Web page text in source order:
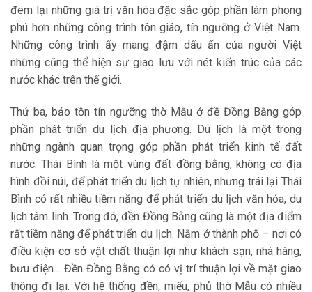
đem lại những giá trị văn hóa đặc sắc góp phần làm phong
phú hơn những công trình tôn giáo, tín ngưỡng ở Việt Nam.
Những công trình ấy mang đậm dấu ấn của người Việt
những cũng thể hiện sự giao lưu với nét kiến trúc của các
nước khác trên thế giới.
Thứ ba, bảo tồn tín ngưỡng thờ Mẫu ở đề Đồng Bằng góp
phần phát triển du lịch địa phương. Du lịch là một trong
những ngành quan trọng góp phần phát triển kinh tế đất
nước. Thái Bình là một vùng đất đồng bằng, không có địa
hình đồi núi, để phát triển du lịch tự nhiên, nhưng trái lại Thái
Bình có rất nhiều tiềm năng để phát triển du lịch văn hóa, du
lịch tâm linh. Trong đó, đền Đồng Bằng cũng là một địa điểm
rất tiềm năng để phát triển du lịch. Nằm ở thành phố – nơi có
điều kiện cơ sở vật chất thuận lợi như khách sạn, nhà hàng,
bưu điện… Đền Đồng Bằng có có vị trí thuận lợi về mặt giao
thông đi lại. Với hệ thống đền, miếu, phủ thờ Mẫu có nhiều